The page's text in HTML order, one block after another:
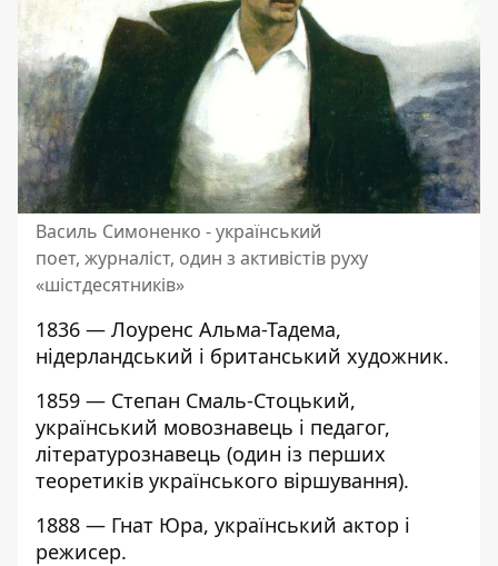
Василь Симоненко - український
поет, журналіст, один з активістів руху
«шістдесятників»
1836 — Лоуренс Альма-Тадема,
нідерландський і британський художник.
1859 — Степан Смаль-Стоцький,
український мовознавець і педагог,
літературознавець (один із перших
теоретиків українського віршування).
1888 — Гнат Юра, український актор і
режисер.